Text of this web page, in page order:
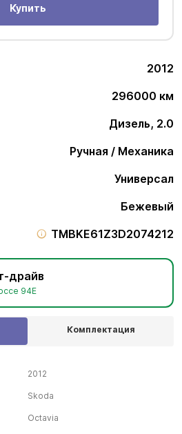
2012
296000 км
Дизель, 2.0
Ручная / Механика
Универсал
Бежевый
TMBKE61Z3D2074212
драйв
94Е
Купить
Комплектация
2012
Skoda
Octavia